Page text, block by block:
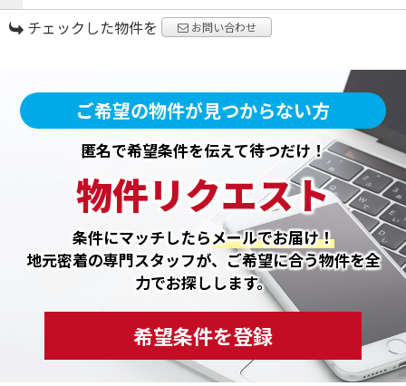
チェックした物件を お問い合わせ
ご希望の物件が見つからない方
匿名で希望条件を伝えて待つだけ！
物件リクエスト
条件にマッチしたらメールでお届け！
地元密着の専門スタッフが、ご希望に合う物件を全
力でお探しします。
希望条件を登録